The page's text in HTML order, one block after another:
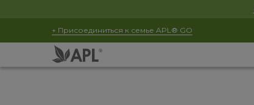
+ Присоединиться к семье APL® GO